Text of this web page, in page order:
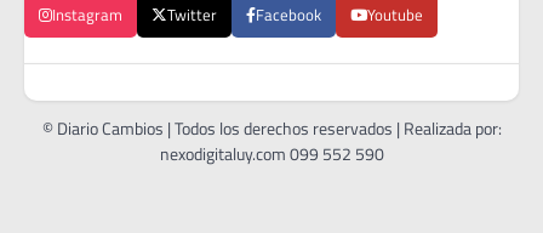
Instagram Twitter Facebook Youtube